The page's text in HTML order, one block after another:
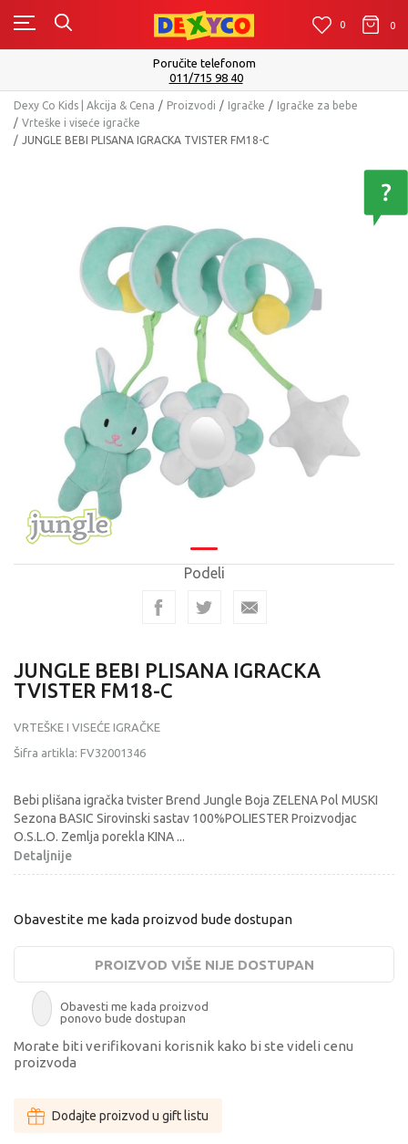
0 0 0
Poručite telefonom
011/715 98 40
Dexy Co Kids | Akcija & Cena Proizvodi Igračke
Igračke za bebe
Vrteške i viseće igračke
JUNGLE BEBI PLISANA IGRACKA TVISTER FM18-C
Podeli
JUNGLE BEBI PLISANA IGRACKA
TVISTER FM18-C
VRTEŠKE I VISEĆE IGRAČKE
Šifra artikla: FV32001346
Bebi plišana igračka tvister Brend Jungle Boja ZELENA Pol MUSKI
Sezona BASIC Sirovinski sastav 100%POLIESTER Proizvodjac
O.S.L.O. Zemlja porekla KINA ...
Detaljnije
Obavestite me kada proizvod bude dostupan
PROIZVOD VIŠE NIJE DOSTUPAN
Obavesti me kada proizvod
ponovo bude dostupan
Morate biti verifikovani korisnik kako bi ste videli cenu
proizvoda
Dodajte proizvod u gift listu